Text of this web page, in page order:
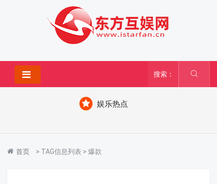
搜索：
娱乐热点
首页 > TAG信息列表 > 爆款